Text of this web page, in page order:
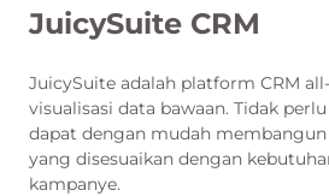
JuicySuite CRM
JuicySuite adalah platform CRM
visualisasi data bawaan. Tidak
dapat dengan mudah
yang disesuaikan dengan
kampanye.